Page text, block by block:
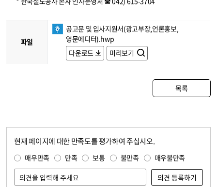
파일
공고문 및 입사지원서(광고부장,언론홍보,
영문에디터).hwp
다운로드
미리보기
목록
현재 페이지에 대한 만족도를 평가하여 주십시오.
매우만족 만족 보통 불만족 매우불만족